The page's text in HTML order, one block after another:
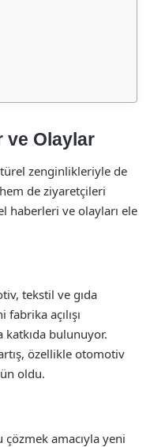
ve Olaylar
zenginlikleriyle de
de ziyaretçileri
haberleri ve olayları ele
tekstil ve gıda
açılışı
katkıda bulunuyor.
özellikle otomotiv
oldu.
amacıyla yeni